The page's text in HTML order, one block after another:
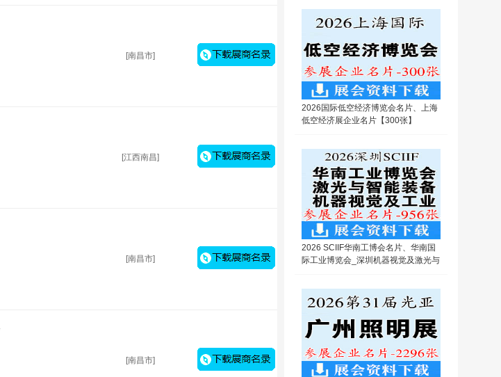
[南昌市]
[江西南昌]
[南昌市]
[南昌市]
2026国际低空经济博览会名片、上海
低空经济展企业名片【300张】
2026 SCIIF华南工博会名片、华南国
际工业博览会_深圳机器视觉及激光与